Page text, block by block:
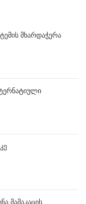
მხარდაჭერა
მამაკაცის